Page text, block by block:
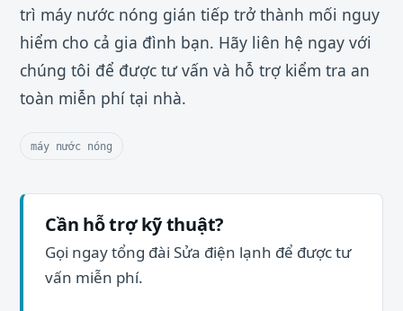
trì máy nước nóng gián tiếp trở thành mối nguy
hiểm cho cả gia đình bạn. Hãy liên hệ ngay với
chúng tôi để được tư vấn và hỗ trợ kiểm tra an
toàn miễn phí tại nhà.
máy nước nóng
Cần hỗ trợ kỹ thuật?
Gọi ngay tổng đài Sửa điện lạnh để được tư
vấn miễn phí.